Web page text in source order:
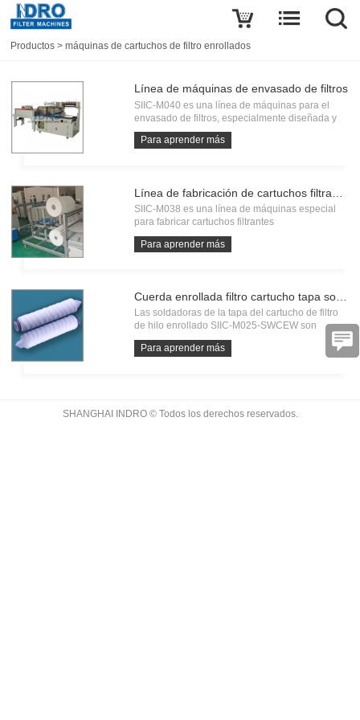
Productos >máquinas de cartuchos de filtro enrollados
Línea de máquinas de envasado de filtros
SIIC-M040 es una línea de máquinas para el
envasado de filtros, especialmente diseñada y
utilizada para el envasado de diferentes tipos de
filtros, incluyendo cartuchos de filtro para
Para aprender más
SIIC-M038 es una línea de máquinas especial
para fabricar cartuchos filtrantes
enrollados/envueltos con medios multicapa, los
filtros están construidos a partir de un núcleo
Para aprender más
Las soldadoras de la tapa del cartucho de filtro
de hilo enrollado SIIC-M025-SWCEW son
máquinas especiales para soldar tapas y
extremos de conexión de pp, fibra de vidrio,
Para aprender más
SHANGHAI INDRO © Todos los derechos reservados.